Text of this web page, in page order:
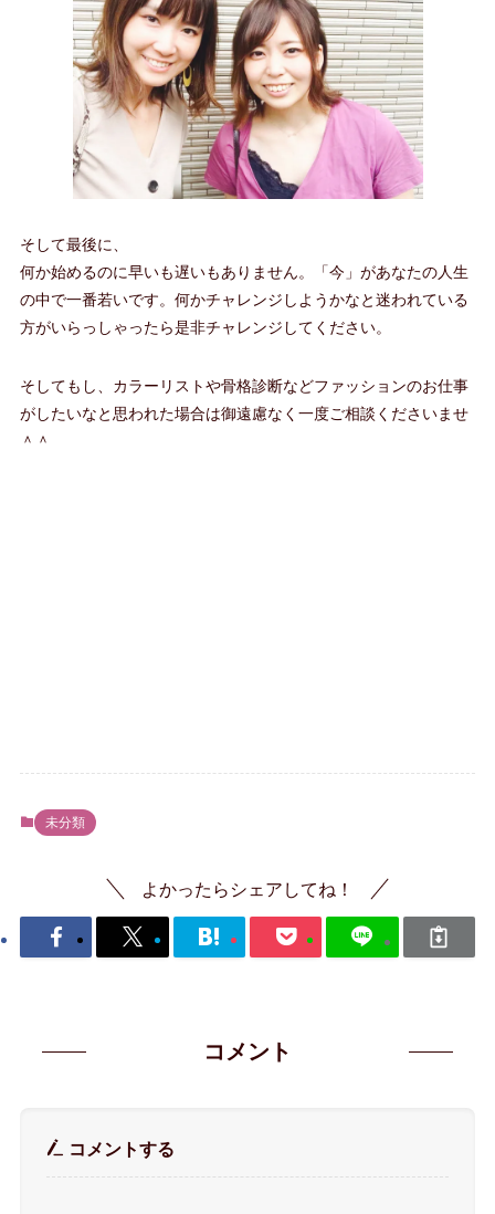
そして最後に、
何か始めるのに早いも遅いもありません。「今」があなたの人生
の中で一番若いです。何かチャレンジしようかなと迷われている
方がいらっしゃったら是非チャレンジしてください。
そしてもし、カラーリストや骨格診断などファッションのお仕事
がしたいなと思われた場合は御遠慮なく一度ご相談くださいませ
＾＾
未分類
よかったらシェアしてね！
コメント
コメントする